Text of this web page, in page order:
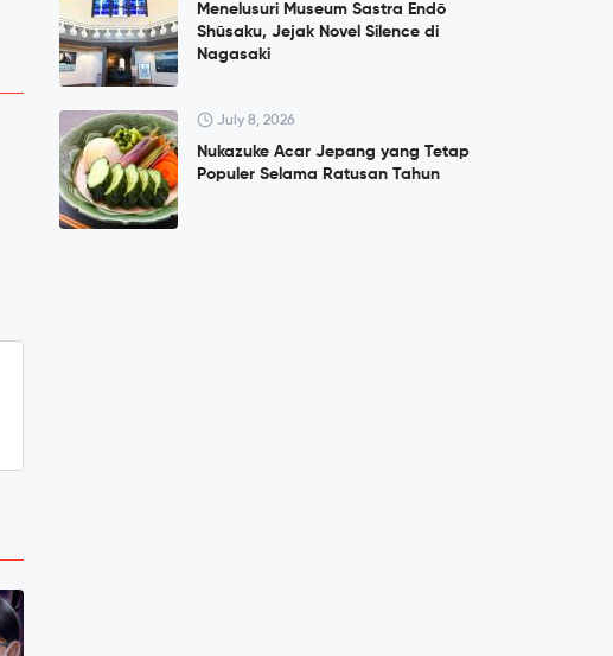
Menelusuri Museum Sastra Endō
Shūsaku, Jejak Novel Silence di
Nagasaki
July 8, 2026
Nukazuke Acar Jepang yang Tetap
Populer Selama Ratusan Tahun